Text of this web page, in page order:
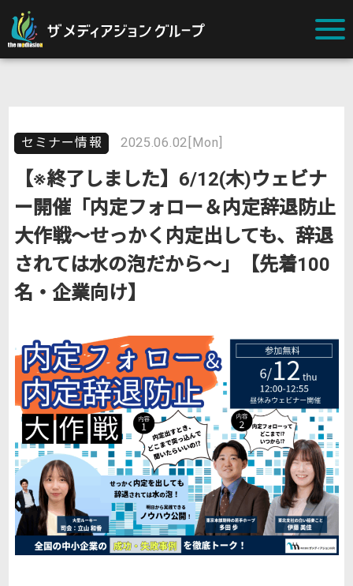
セミナー情報 2025.06.02[Mon]
【※終了しました】6/12(木)ウェビナ
ー開催「内定フォロー＆内定辞退防止
大作戦～せっかく内定出しても、辞退
されては水の泡だから～」【先着100
名・企業向け】